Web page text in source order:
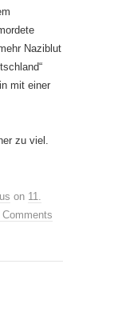
Naziblut
mit einer
zu viel.
on 11.
Comments